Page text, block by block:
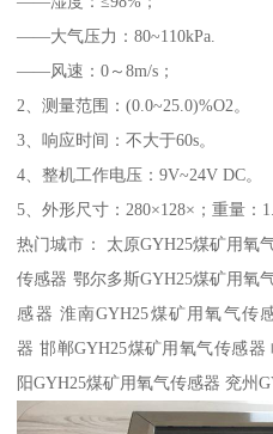
——大气压力：80~110kPa.
——风速：0～8m/s；
2、测量范围：(0.0~25.0)%O2。
3、响应时间：不大于60s。
4、整机工作电压：9V~24V DC。
5、外形尺寸：280×128×；重量：
热门城市： 太原GYH25煤矿用氧
传感器 鄂尔多斯GYH25煤矿用氧
感器 淮南GYH25煤矿用氧气传
器 邯郸GYH25煤矿用氧气传感
阳GYH25煤矿用氧气传感器 兖州